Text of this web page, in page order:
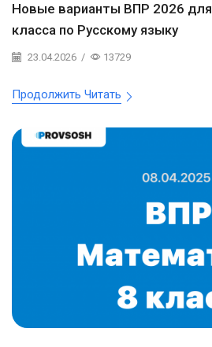
Новые варианты ВПР 2026 для
класса по Русскому языку
23.04.2026 / 13729
Продолжить Читать